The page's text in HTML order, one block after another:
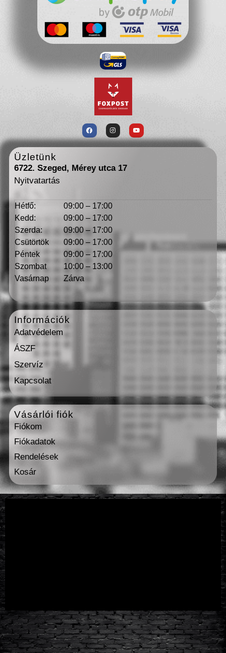
Üzletünk
6722. Szeged, Mérey utca 17
Nyitvatartás
Hétfő:
09:00 – 17:00
Kedd:
09:00 – 17:00
Szerda:
09:00 – 17:00
Csütörtök
09:00 – 17:00
Péntek
09:00 – 17:00
Szombat
10:00 – 13:00
Vasárnap
Zárva
Információk
Adatvédelem
ÁSZF
Szervíz
Kapcsolat
Vásárlói fiók
Fiókom
Fiókadatok
Rendelések
Kosár